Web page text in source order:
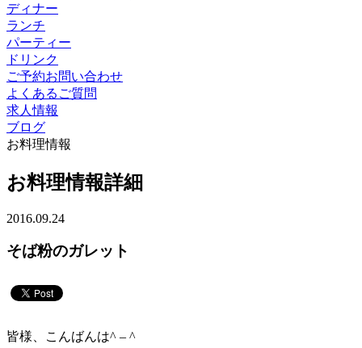
ディナー
ランチ
パーティー
ドリンク
ご予約お問い合わせ
よくあるご質問
求人情報
ブログ
お料理情報
お料理情報詳細
2016.09.24
そば粉のガレット
皆様、こんばんは^ – ^